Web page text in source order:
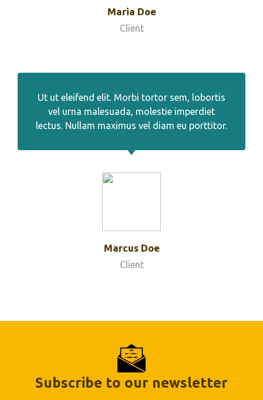
Maria Doe
Client
Ut ut eleifend elit. Morbi tortor sem, lobortis
vel urna malesuada, molestie imperdiet
lectus. Nullam maximus vel diam eu porttitor.
Marcus Doe
Client
Subscribe to our newsletter